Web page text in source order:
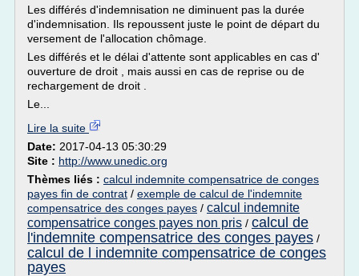
Les différés d'indemnisation ne diminuent pas la durée
d'indemnisation. Ils repoussent juste le point de départ du
versement de l'allocation chômage.
Les différés et le délai d'attente sont applicables en cas d'
ouverture de droit , mais aussi en cas de reprise ou de
rechargement de droit .
Le...
Lire la suite
Date: 2017-04-13 05:30:29
Site : http://www.unedic.org
Thèmes liés : calcul indemnite compensatrice de conges
payes fin de contrat / exemple de calcul de l'indemnite
compensatrice des conges payes / calcul indemnite
compensatrice conges payes non pris / calcul de
l'indemnite compensatrice des conges payes /
calcul de l indemnite compensatrice de conges
payes